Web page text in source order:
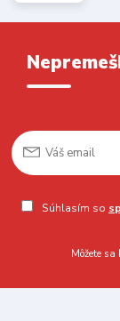
Súhlasím so
Môžete